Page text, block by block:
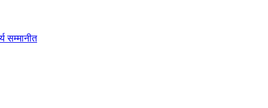
सम्मानीत